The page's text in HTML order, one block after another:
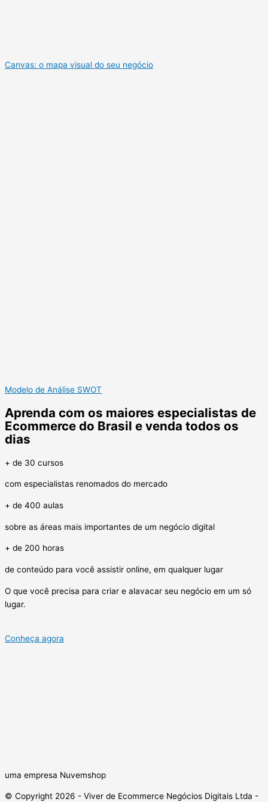
Canvas: o mapa visual do seu negócio
Modelo de Análise SWOT
Aprenda com os maiores especialistas de
Ecommerce do Brasil e venda todos os
dias
+ de 30 cursos
com especialistas renomados do mercado
+ de 400 aulas
sobre as áreas mais importantes de um negócio digital
+ de 200 horas
de conteúdo para você assistir online, em qualquer lugar
O que você precisa para criar e alavacar seu negócio em um só
lugar.
Conheça agora
uma empresa Nuvemshop
© Copyright 2026 - Viver de Ecommerce Negócios Digitais Ltda -